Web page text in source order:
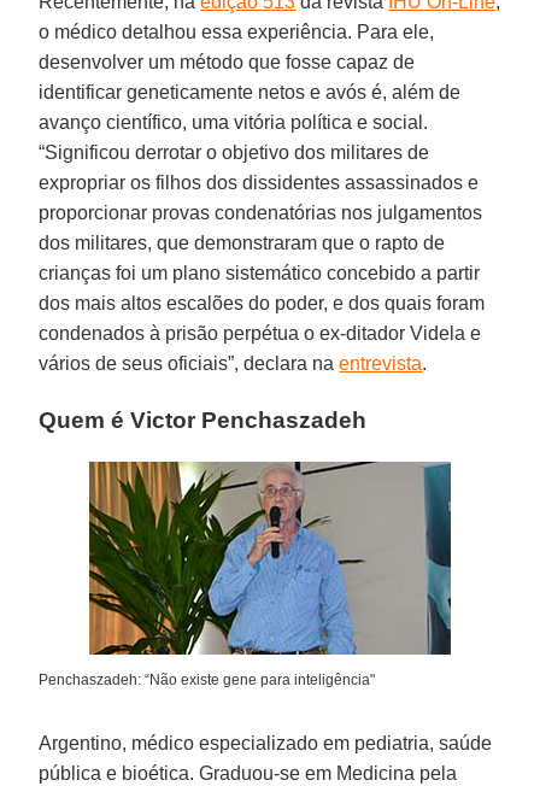
o médico detalhou essa experiência. Para ele,
desenvolver um método que fosse capaz de
identificar geneticamente netos e avós é, além de
avanço científico, uma vitória política e social.
“Significou derrotar o objetivo dos militares de
expropriar os filhos dos dissidentes assassinados e
proporcionar provas condenatórias nos julgamentos
dos militares, que demonstraram que o rapto de
crianças foi um plano sistemático concebido a partir
dos mais altos escalões do poder, e dos quais foram
condenados à prisão perpétua o ex-ditador Videla e
vários de seus oficiais”, declara naentrevista.
Quem é Victor Penchaszadeh
Penchaszadeh: “Não existe gene para inteligência"
Argentino, médico especializado em pediatria, saúde
pública e bioética. Graduou-se em Medicina pela